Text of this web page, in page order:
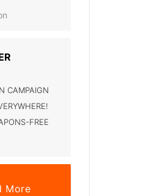
CAMPAIGN
FREE
More